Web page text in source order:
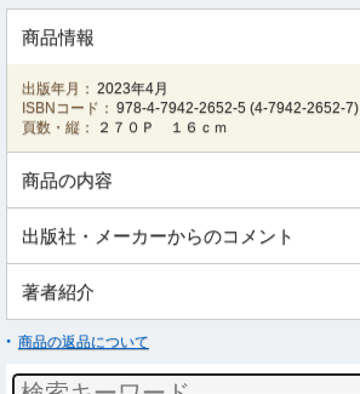
商品情報
出版年月： 2023年4月
ISBNコード： 978-4-7942-2652-5 (4-7942-2652-7)
頁数・縦：
２７０Ｐ １６ｃｍ
商品の内容
出版社・メーカーからのコメント
著者紹介
商品の返品について